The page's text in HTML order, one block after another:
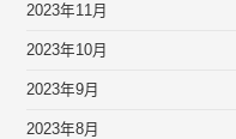
2023年11月
2023年10月
2023年9月
2023年8月